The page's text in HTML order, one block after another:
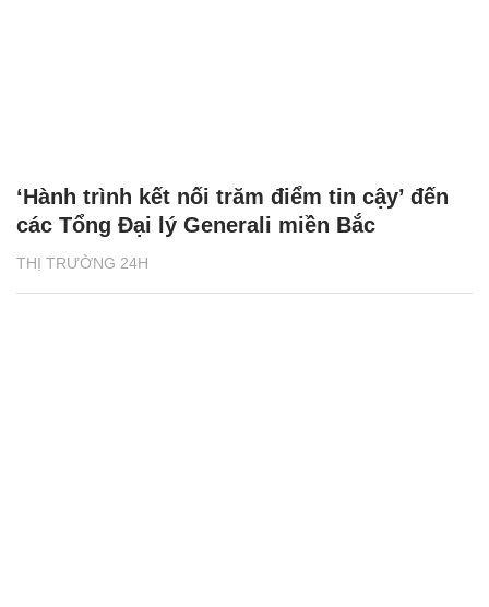
THỊ TRƯỜNG 24H
‘Hành trình kết nối trăm điểm tin cậy’ đến
các Tổng Đại lý Generali miền Bắc